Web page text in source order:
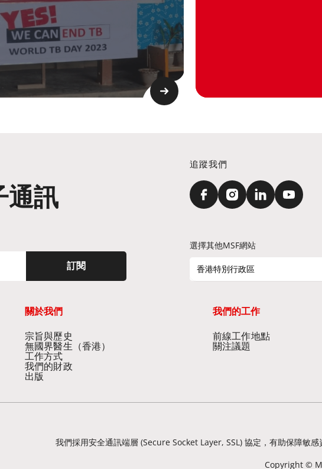
通訊
訂閱
追蹤我們
選擇其他MSF網站
香港特別行政區
關於我們
宗旨與歷史​
無國界醫生（香港）​
工作方式
我們的財政
出版
我們的工作
前線工作地點​
關注議題
我們採用安全通訊端層 (Secure Socket Layer, SSL) 協定，有助保障敏
Copyright ©